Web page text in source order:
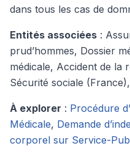
dans tous les cas de
Entités associées :
prud’hommes, Dossier
médicale, Accident de la
Sécurité sociale
À explorer : Procédure
Médicale, Demande
corporel sur Service-